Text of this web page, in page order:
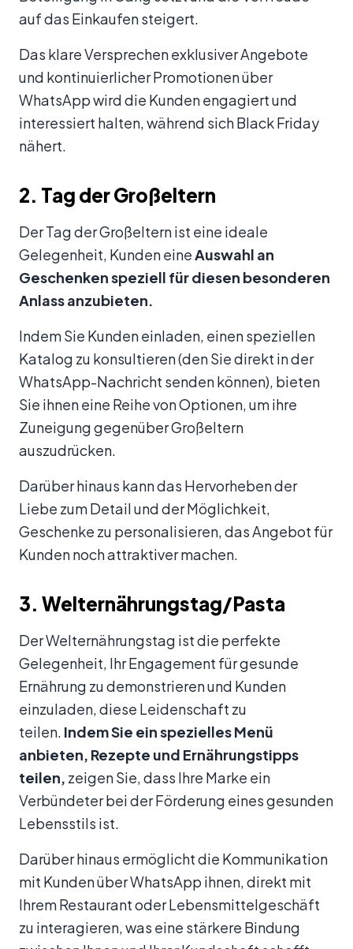
auf das Einkaufen steigert.
Das klare Versprechen exklusiver Angebote
und kontinuierlicher Promotionen über
WhatsApp wird die Kunden engagiert und
interessiert halten, während sich Black Friday
nähert.
2. Tag der Großeltern
Der Tag der Großeltern ist eine ideale
Gelegenheit, Kunden eineAuswahl an
Geschenken speziell für diesen besonderen
Anlass anzubieten.
Indem Sie Kunden einladen, einen speziellen
Katalog zu konsultieren (den Sie direkt in der
WhatsApp-Nachricht senden können), bieten
Sie ihnen eine Reihe von Optionen, um ihre
Zuneigung gegenüber Großeltern
auszudrücken.
Darüber hinaus kann das Hervorheben der
Liebe zum Detail und der Möglichkeit,
Geschenke zu personalisieren, das Angebot für
Kunden noch attraktiver machen.
3. Welternährungstag/Pasta
Der Welternährungstag ist die perfekte
Gelegenheit, Ihr Engagement für gesunde
Ernährung zu demonstrieren und Kunden
einzuladen, diese Leidenschaft zu
teilen. Indem Sie ein spezielles Menü
anbieten, Rezepte und Ernährungstipps
teilen, zeigen Sie, dass Ihre Marke ein
Verbündeter bei der Förderung eines gesunden
Lebensstils ist.
Darüber hinaus ermöglicht die Kommunikation
mit Kunden über WhatsApp ihnen, direkt mit
Ihrem Restaurant oder Lebensmittelgeschäft
zu interagieren, was eine stärkere Bindung